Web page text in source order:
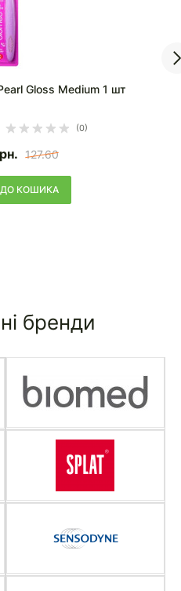
Max Medium 1 шт
(0)
грн.
ДО КОШИКА
бренди